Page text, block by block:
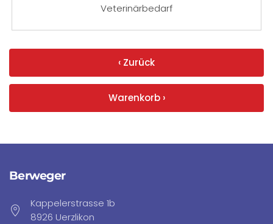
Veterinärbedarf
‹ Zurück
Warenkorb ›
Berweger
Kappelerstrasse 1b
8926 Uerzlikon